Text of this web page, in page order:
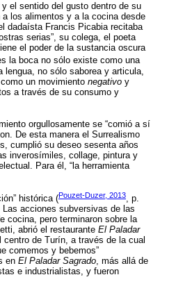
el sentido del gusto dentro de su
los alimentos y a la cocina desde
dadaísta Francis Picabia recitaba
serias”, su colega, el poeta
el poder de la sustancia oscura
la boca no sólo existe como una
no sólo saborea y articula,
un movimiento negativo y
a través de su consumo y
orgullosamente se “comió a sí
De esta manera el Surrealismo
cumplió su deseo sesenta años
inverosímiles, collage, pintura y
Para él, “la herramienta
histórica (Pouzet-Duzer, 2013, p.
acciones subversivas de las
cocina, pero terminaron sobre la
abrió el restaurante El Paladar
de Turín, a través de la cual
comemos y bebemos”
en El Paladar Sagrado, más allá de
e industrialistas, y fueron